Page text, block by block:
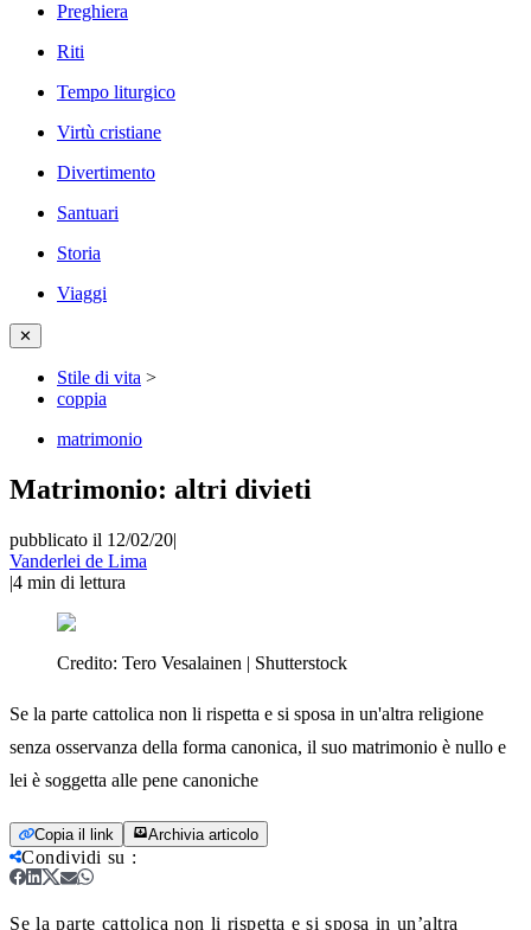
Preghiera
Riti
Tempo liturgico
Virtù cristiane
Divertimento
Santuari
Storia
Viaggi
✕
Stile di vita >
coppia
matrimonio
Matrimonio: altri divieti
pubblicato il 12/02/20|
Vanderlei de Lima
|4 min di lettura
Credito: Tero Vesalainen | Shutterstock
Se la parte cattolica non li rispetta e si sposa in un'altra religione
senza osservanza della forma canonica, il suo matrimonio è nullo e
lei è soggetta alle pene canoniche
Copia il link Archivia articolo
Condividi su :
Se la parte cattolica non li rispetta e si sposa in un’altra